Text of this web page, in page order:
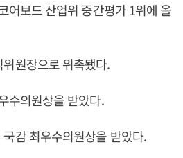
어보드 산업위 중간평가 1위에 올
원장으로 위촉됐다.
수의원상을 받았다.
감 최우수의원상을 받았다.